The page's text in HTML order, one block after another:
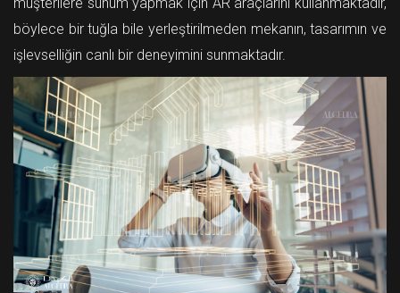
böylece bir tuğla bile yerleştirilmeden mekanın, tasarımın ve
işlevselliğin canlı bir deneyimini sunmaktadır.